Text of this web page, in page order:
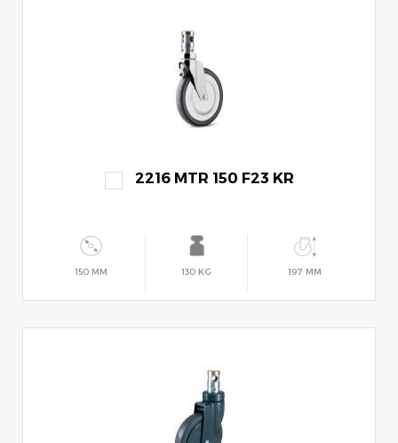
2216 MTR 150 F23 KR
150 MM 130 KG 197 MM